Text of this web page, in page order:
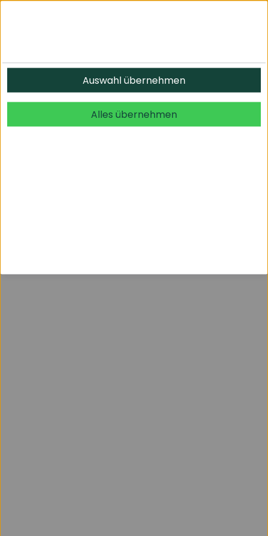
© 2026 undefined. alle Rechte vorbehalten.
Auswahl übernehmen
Alles übernehmen